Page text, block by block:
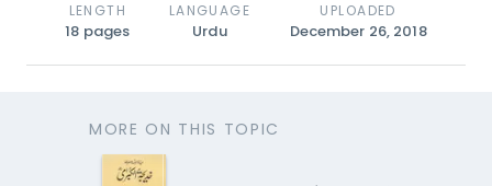
LENGTH
18 pages
LANGUAGE
Urdu
UPLOADED
December 26, 2018
MORE ON THIS TOPIC